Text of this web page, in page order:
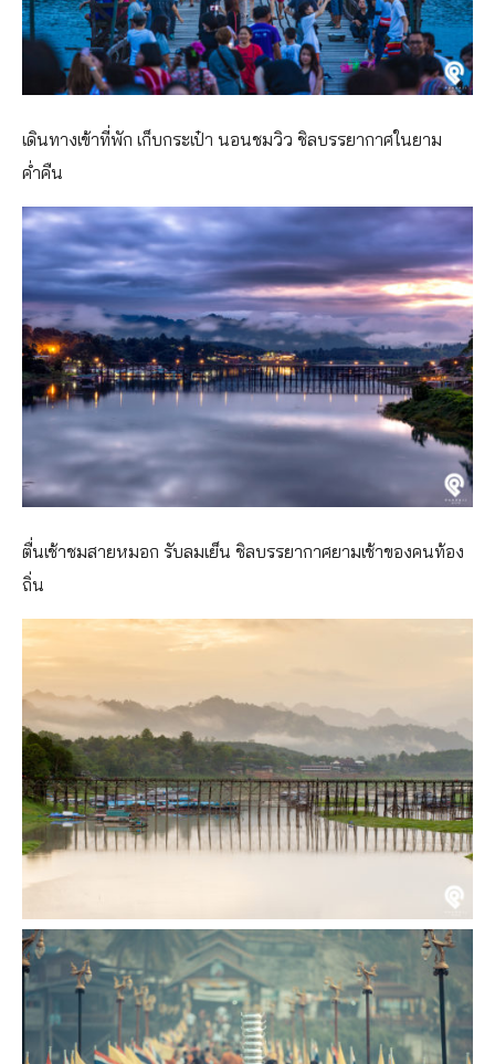
เดินทางเข้าที่พัก เก็บกระเป๋า นอนชมวิว ชิลบรรยากาศในยาม
ค่ำคืน
ตื่นเช้าชมสายหมอก รับลมเย็น ชิลบรรยากาศยามเช้าของคนท้อง
ถิ่น